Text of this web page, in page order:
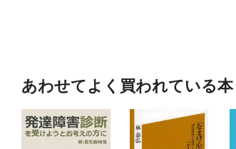
あわせてよく買われている本